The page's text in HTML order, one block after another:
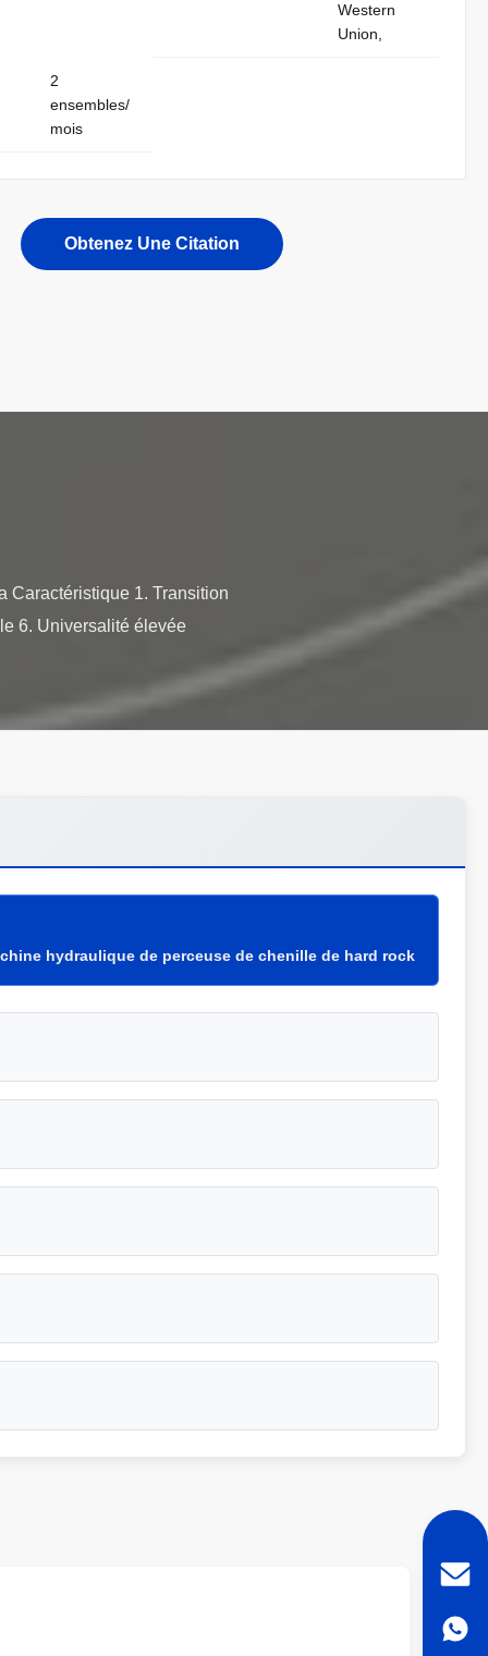
Western
Union,
2
ensembles/
mois
Obtenez Une Citation
Caractéristique 1. Transition
6. Universalité élevée
hydraulique de perceuse de chenille de hard rock